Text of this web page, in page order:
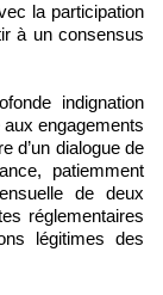
la participation
à un consensus
indignation
engagements
d’un dialogue de
patiemment
de deux
réglementaires
légitimes des